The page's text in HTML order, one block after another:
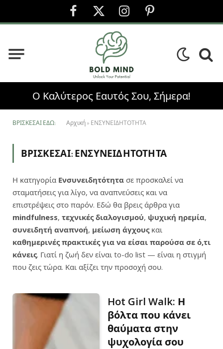
Facebook
X
(Twitter)
InstagramPinterest
Ο Καλύτερος Εαυτός Σου, Σήμερα!
ΒΡΊΣΚΕΣΑΙ ΕΔΏ: Αρχική» ΕΝΣΥΝΕΙΔΗΤΟΤΗΤΑ
ΒΡΊΣΚΕΣΑΙ:ΕΝΣΥΝΕΙΔΗΤΟΤΗΤΑ
Η κατηγορία Ενσυνειδητότητα σε προσκαλεί να
σταματήσεις για λίγο, να αναπνεύσεις και να
επιστρέψεις στο παρόν. Εδώ θα βρεις άρθρα για
mindfulness, τεχνικές διαλογισμού, ψυχική ηρεμία,
συνειδητή αναπνοή, μείωση άγχουςκαι
καθημερινές πρακτικές για να είσαι παρούσα σε ό,τι
κάνεις. Γιατί η ζωή δεν είναι to-do list — είναι η στιγμή
που ζεις τώρα. Και αξίζει την προσοχή σου.
Hot Girl Walk: Η
βόλτα που κάνει
θαύματα στην
ψυχολογία σου